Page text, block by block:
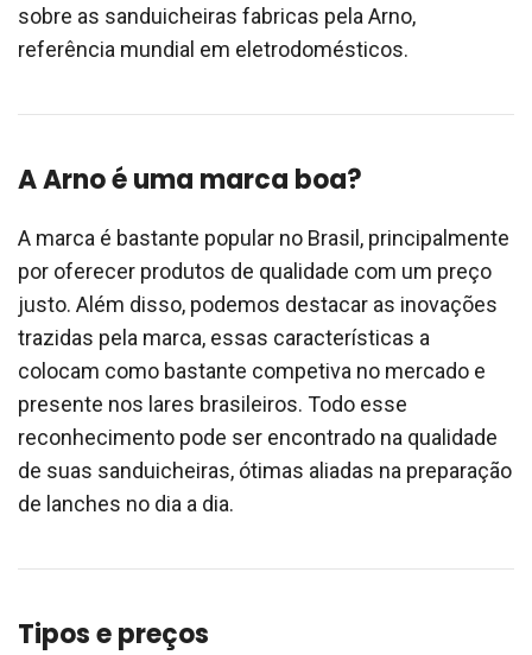
sobre as sanduicheiras fabricas pela Arno,
referência mundial em eletrodomésticos.
A Arno é uma marca boa?
A marca é bastante popular no Brasil, principalmente
por oferecer produtos de qualidade com um preço
justo. Além disso, podemos destacar as inovações
trazidas pela marca, essas características a
colocam como bastante competiva no mercado e
presente nos lares brasileiros. Todo esse
reconhecimento pode ser encontrado na qualidade
de suas sanduicheiras, ótimas aliadas na preparação
de lanches no dia a dia.
Tipos e preços